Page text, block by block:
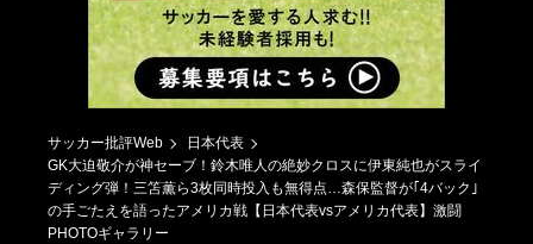
サッカー批評Web
日本代表
GK大迫敬介が神セーブ！鈴木唯人の絶妙クロスに伊東純也がスライ
ディング弾！三笘薫ら3枚同時投入も無得点…森保監督が｢4バック｣
の手ごたえを語ったアメリカ戦【日本代表vsアメリカ代表】激闘
PHOTOギャラリー